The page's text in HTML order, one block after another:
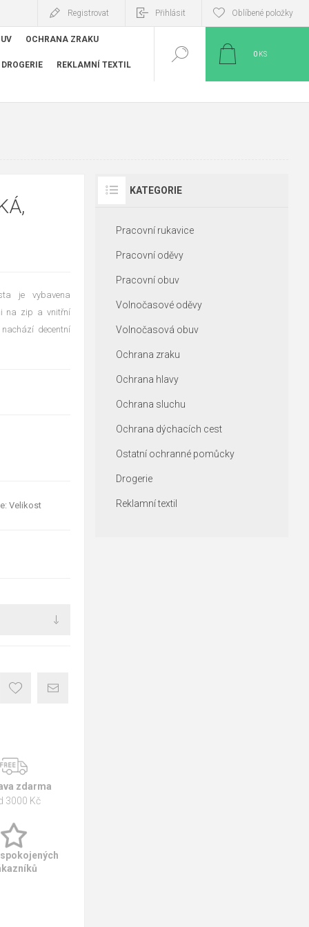
Registrovat Přihlásit Oblíbené položky
OCHRANA ZRAKU
DROGERIE REKLAMNÍ TEXTIL
0 KS
je vybavena
na zip a vnitřní
decentní
Velikost
zdarma
3000 Kč
KATEGORIE
Pracovní rukavice
Pracovní oděvy
Pracovní obuv
Volnočasové oděvy
Volnočasová obuv
Ochrana zraku
Ochrana hlavy
Ochrana sluchu
Ochrana dýchacích cest
Ostatní ochranné pomůcky
Drogerie
Reklamní textil